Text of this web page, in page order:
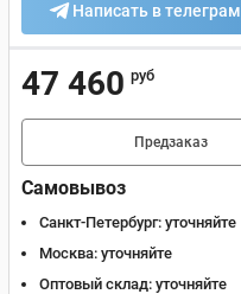
Написать в телеграм
47 460 руб
Предзаказ
Самовывоз
Санкт-Петербург: уточняйте
Москва: уточняйте
Оптовый склад: уточняйте